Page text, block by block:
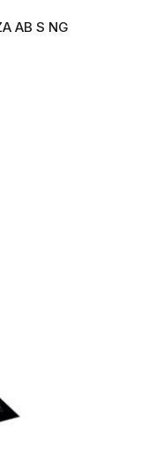
AB S NG